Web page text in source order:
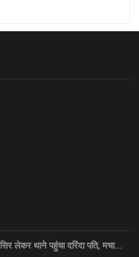
लेकर थाने पहुंचा दरिंदा पति, मचा…